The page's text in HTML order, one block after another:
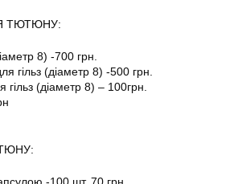
ТЮТЮНУ:
8) -700 грн.
гільз (діаметр 8) -500 грн.
(діаметр 8) – 100грн.